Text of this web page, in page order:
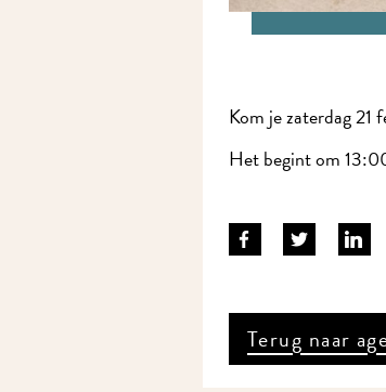
Kom je zaterdag 21
Het begint om
Terug naar